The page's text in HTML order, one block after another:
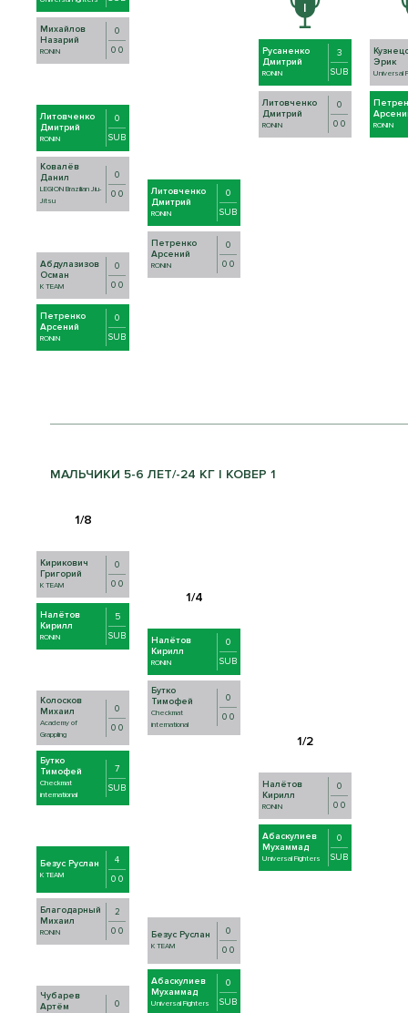
Михайлов
Назарий
RONIN
0
0 0
Литовченко
Дмитрий
RONIN
0
SUB
Ковалёв
Данил
LEGION Brazilian Jiu-
Jitsu
0
0 0
Абдулазизов
Осман
K TEAM
0
0 0
Петренко
Арсений
RONIN
0
SUB
Литовченко
Дмитрий
RONIN
0
SUB
Петренко
Арсений
RONIN
0
0 0
Русаненко
Дмитрий
RONIN
3
SUB
Литовченко
Дмитрий
RONIN
0
0 0
Эрик
Universal
RONIN
МАЛЬЧИКИ 5-6 ЛЕТ/-24 КГ | КОВЕР 1
Кирикович
Григорий
K TEAM
0
0 0
Налётов
Кирилл
RONIN
5
SUB
Колосков
Михаил
Academy of
Grappling
0
0 0
Бутко
Тимофей
Checkmat
international
7
SUB
Безус Руслан
K TEAM
4
0 0
Благодарный
Михаил
RONIN
2
0 0
Чубарев
Артём
0
Налётов
Кирилл
RONIN
0
SUB
Бутко
Тимофей
Checkmat
international
0
0 0
Безус Руслан
K TEAM
0
0 0
Абаскулиев
Мухаммад
Universal Fighters
0
SUB
Налётов
Кирилл
RONIN
0
0 0
Абаскулиев
Мухаммад
Universal Fighters
0
SUB